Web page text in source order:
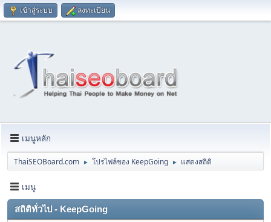
เข้าสู่ระบบ ลงทะเบียน
เมนูหลัก
ThaiSEOBoard.com ► โปรไฟล์ของ KeepGoing ► แสดงสถิติ
เมนู
สถิติทั่วไป - KeepGoing